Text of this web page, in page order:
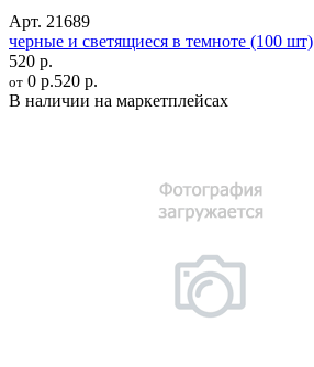
Арт. 21689
черные и светящиеся в темноте (100 шт)
520 р.
от 0 р.520 р.
В наличии на маркетплейсах